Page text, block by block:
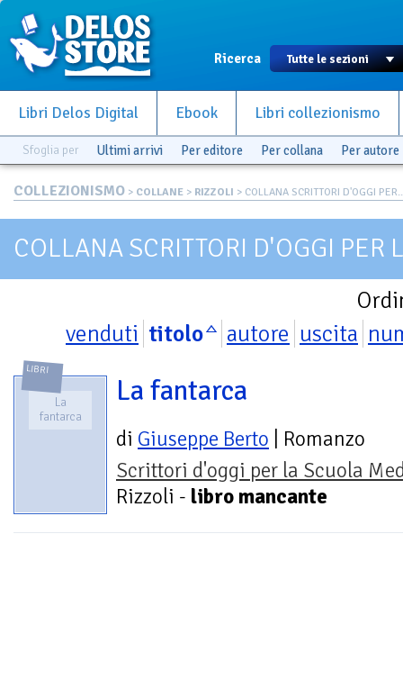
Ricerca
Libri Delos Digital Ebook Libri collezionismo
Sfoglia per Ultimi arrivi Per editore Per collana Per autore
COLLEZIONISMO > COLLANE > RIZZOLI > COLLANA SCRITTORI D'OGGI
COLLANA SCRITTORI D'OGGI PER
venduti titolo autore uscita
LIBRI
La
fantarca
La fantarca
di Giuseppe Berto | Romanzo
Scrittori d'oggi per la Scuola
Rizzoli - libro mancante